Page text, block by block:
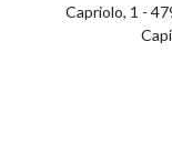
Capriolo, 1 -